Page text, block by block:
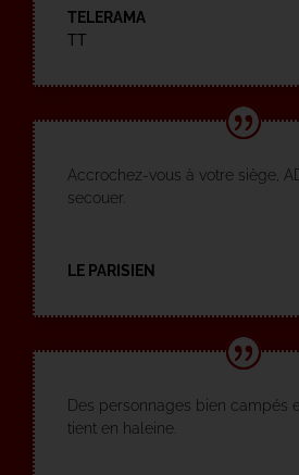
TELERAMA
TT
Accrochez-vous à votre siège,
secouer.
LE PARISIEN
Des personnages bien campés
tient en haleine.